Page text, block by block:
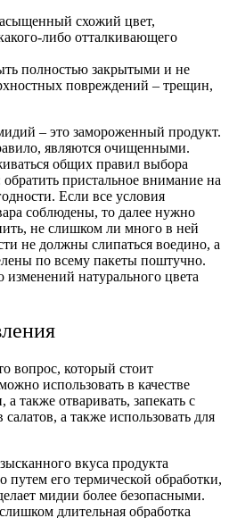
схожий цвет,
либо отталкивающего
полностью закрытыми и не
повреждений – трещин,
– это замороженный продукт.
являются очищенными.
общих правил выбора
пристальное внимание на
Если все условия
соблюдены, то далее нужно
не слишком ли много в ней
не должны слипаться воедино, а
по всему пакеты поштучно.
изменений натурального цвета
вопрос, который стоит
использовать в качестве
также отваривать, запекать с
а также использовать для
вкуса продукта
путем его термической обработки,
мидии более безопасными.
длительная обработка